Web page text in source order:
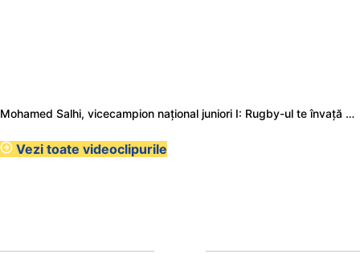
Mohamed Salhi, vicecampion național juniori I: Rugby-ul te învață să accepți și înfrângerile
Vezi toate videoclipurile